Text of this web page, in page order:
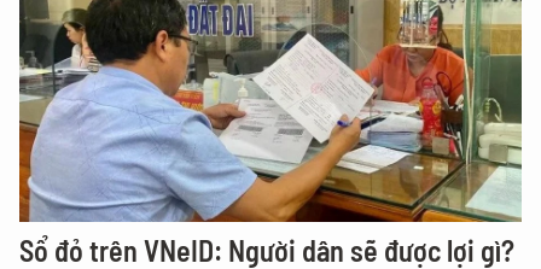
Sổ đỏ trên VNeID: Người dân sẽ được lợi gì?